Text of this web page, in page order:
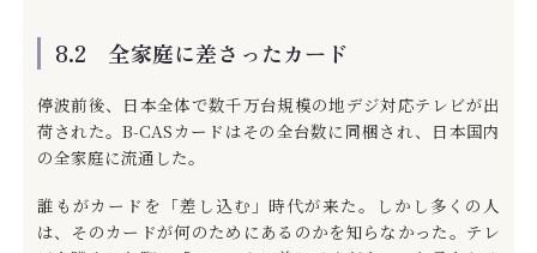
8.2 全家庭に差さったカード
停波前後、日本全体で数千万台規模の地デジ対応テレビが出
荷された。B-CASカードはその全台数に同梱され、日本国内
の全家庭に流通した。
誰もがカードを「差し込む」時代が来た。しかし多くの人
は、そのカードが何のためにあるのかを知らなかった。テレ